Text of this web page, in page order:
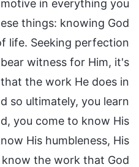
in everything you
things: knowing God
life. Seeking perfection
witness for Him, it's
the work He does in
so ultimately, you learn
you come to know His
His humbleness, His
the work that God